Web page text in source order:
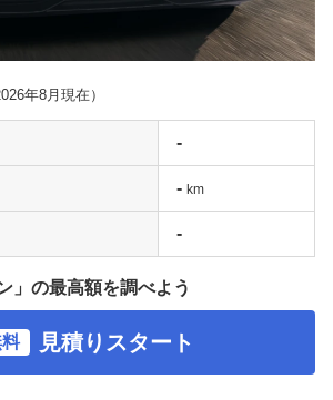
年8月 現在）
-
- km
-
」の最高額を調べよう
見積りスタート